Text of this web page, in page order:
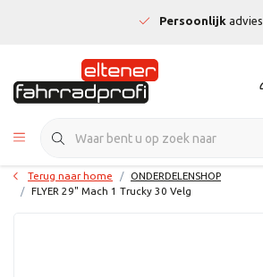
Persoonlijkadvies
Terug naar home
ONDERDELENSHOP
FLYER 29" Mach 1 Trucky 30 Velg